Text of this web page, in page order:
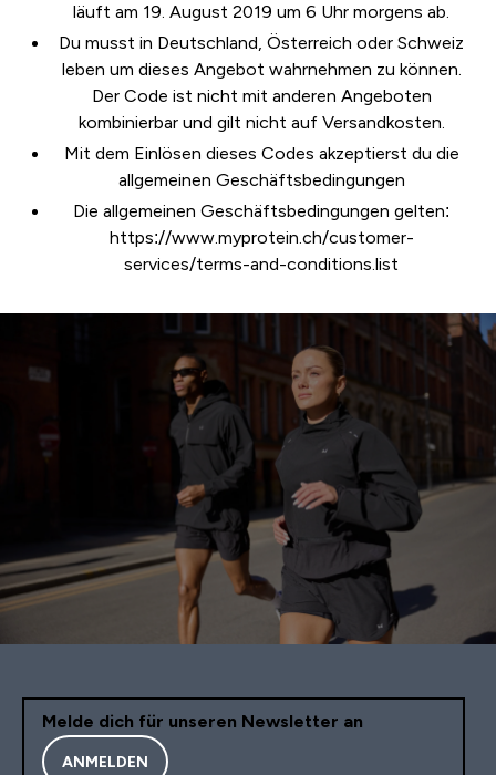
läuft am 19. August 2019 um 6 Uhr morgens ab.
Du musst in Deutschland, Österreich oder Schweiz
leben um dieses Angebot wahrnehmen zu können.
Der Code ist nicht mit anderen Angeboten
kombinierbar und gilt nicht auf Versandkosten.
Mit dem Einlösen dieses Codes akzeptierst du die
allgemeinen Geschäftsbedingungen
Die allgemeinen Geschäftsbedingungen gelten:
https://www.myprotein.ch/customer-
services/terms-and-conditions.list
Melde dich für unseren Newsletter an
ANMELDEN